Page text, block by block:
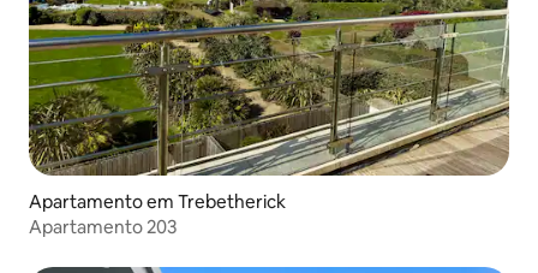
Apartamento em Trebetherick
Apartamento 203